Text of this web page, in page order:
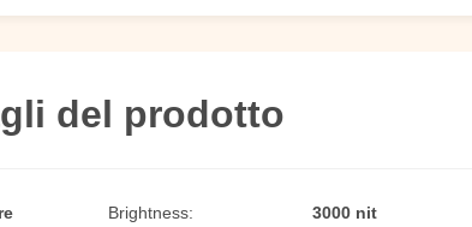
del prodotto
Brightness: 3000 nit